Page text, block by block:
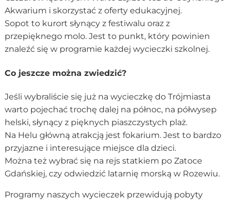
Akwarium i skorzystać z oferty edukacyjnej.
Sopot to kurort słynący z festiwalu oraz z
przepięknego molo. Jest to punkt, który powinien
znaleźć się w programie każdej wycieczki szkolnej.
Co jeszcze można zwiedzić?
Jeśli wybraliście się już na wycieczkę do Trójmiasta
warto pojechać trochę dalej na północ, na półwysep
helski, słynący z pięknych piaszczystych plaż.
Na Helu główną atrakcją jest fokarium. Jest to bardzo
przyjazne i interesujące miejsce dla dzieci.
Można też wybrać się na rejs statkiem po Zatoce
Gdańskiej, czy odwiedzić latarnię morską w Rozewiu.
Programy naszych wycieczek przewidują pobyty